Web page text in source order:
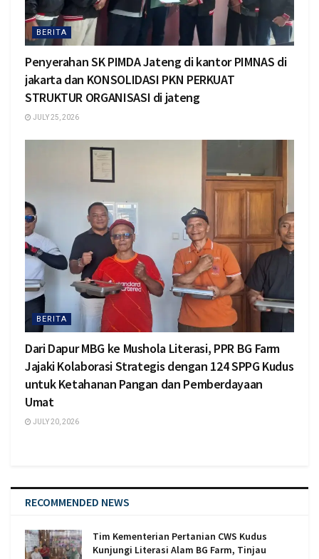
BERITA
Penyerahan SK PIMDA Jateng di kantor PIMNAS di
jakarta dan KONSOLIDASI PKN PERKUAT
STRUKTUR ORGANISASI di jateng
JULY 25, 2026
BERITA
Dari Dapur MBG ke Mushola Literasi, PPR BG Farm
Jajaki Kolaborasi Strategis dengan 124 SPPG Kudus
untuk Ketahanan Pangan dan Pemberdayaan
Umat
JULY 20, 2026
RECOMMENDED NEWS
Tim Kementerian Pertanian CWS Kudus
Kunjungi Literasi Alam BG Farm, Tinjau